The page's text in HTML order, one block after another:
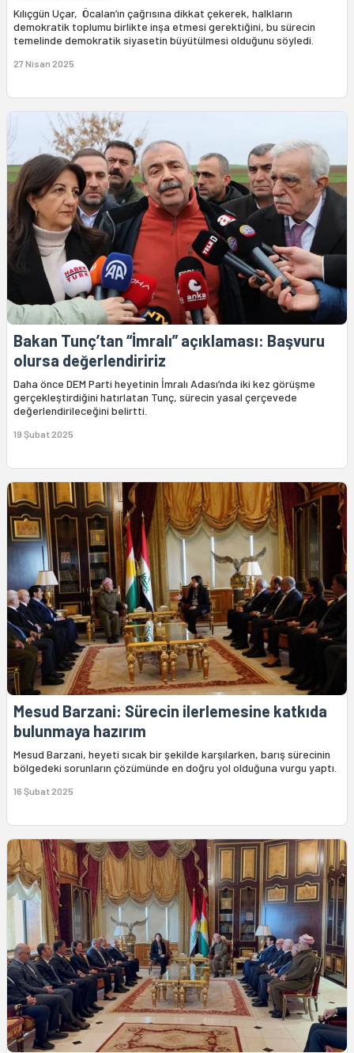
Kılıçgün Uçar, Öcalan’ın çağrısına dikkat çekerek, halkların
demokratik toplumu birlikte inşa etmesi gerektiğini, bu sürecin
temelinde demokratik siyasetin büyütülmesi olduğunu söyledi.
27 Nisan 2025
Bakan Tunç’tan “İmralı” açıklaması: Başvuru
olursa değerlendiririz
Daha önce DEM Parti heyetinin İmralı Adası’nda iki kez görüşme
gerçekleştirdiğini hatırlatan Tunç, sürecin yasal çerçevede
değerlendirileceğini belirtti.
19 Şubat 2025
Mesud Barzani: Sürecin ilerlemesine katkıda
bulunmaya hazırım
Mesud Barzani, heyeti sıcak bir şekilde karşılarken, barış sürecinin
bölgedeki sorunların çözümünde en doğru yol olduğuna vurgu yaptı.
16 Şubat 2025